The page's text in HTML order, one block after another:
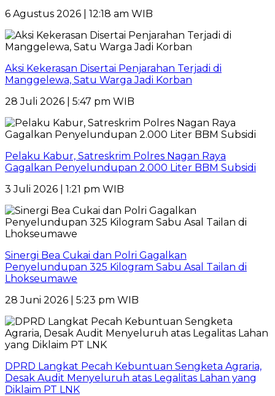
6 Agustus 2026 | 12:18 am WIB
Aksi Kekerasan Disertai Penjarahan Terjadi di
Manggelewa, Satu Warga Jadi Korban
28 Juli 2026 | 5:47 pm WIB
Pelaku Kabur, Satreskrim Polres Nagan Raya
Gagalkan Penyelundupan 2.000 Liter BBM Subsidi
3 Juli 2026 | 1:21 pm WIB
Sinergi Bea Cukai dan Polri Gagalkan
Penyelundupan 325 Kilogram Sabu Asal Tailan di
Lhokseumawe
28 Juni 2026 | 5:23 pm WIB
DPRD Langkat Pecah Kebuntuan Sengketa Agraria,
Desak Audit Menyeluruh atas Legalitas Lahan yang
Diklaim PT LNK